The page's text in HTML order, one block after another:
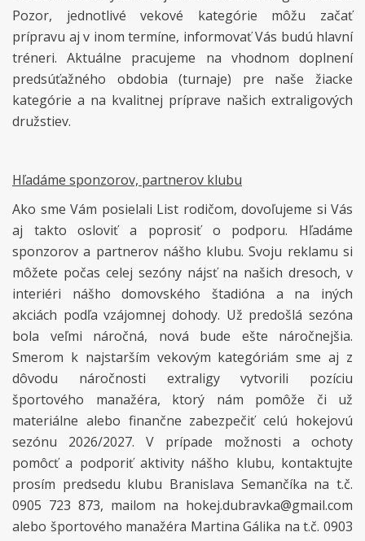
Pozor, jednotlivé vekové kategórie môžu začať
prípravu aj v inom termíne, informovať Vás budú hlavní
tréneri. Aktuálne pracujeme na vhodnom doplnení
predsúťažného obdobia (turnaje) pre naše žiacke
kategórie a na kvalitnej príprave našich extraligových
družstiev.
Hľadáme sponzorov, partnerov klubu
Ako sme Vám posielali List rodičom, dovoľujeme si Vás
aj takto osloviť a poprosiť o podporu. Hľadáme
sponzorov a partnerov nášho klubu. Svoju reklamu si
môžete počas celej sezóny nájsť na našich dresoch, v
interiéri nášho domovského štadióna a na iných
akciách podľa vzájomnej dohody. Už predošlá sezóna
bola veľmi náročná, nová bude ešte náročnejšia.
Smerom k najstarším vekovým kategóriám sme aj z
dôvodu náročnosti extraligy vytvorili pozíciu
športového manažéra, ktorý nám pomôže či už
materiálne alebo finančne zabezpečiť celú hokejovú
sezónu 2026/2027. V prípade možnosti a ochoty
pomôcť a podporiť aktivity nášho klubu, kontaktujte
prosím predsedu klubu Branislava Semančíka na t.č.
0905 723 873, mailom na hokej.dubravka@gmail.com
alebo športového manažéra Martina Gálika na t.č. 0903